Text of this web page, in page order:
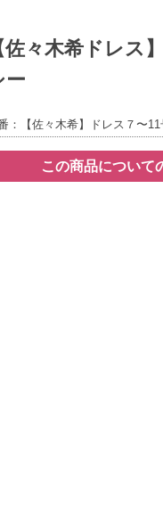
佐々木希ドレス
ー
：【佐々木希】ドレス７〜
この商品について